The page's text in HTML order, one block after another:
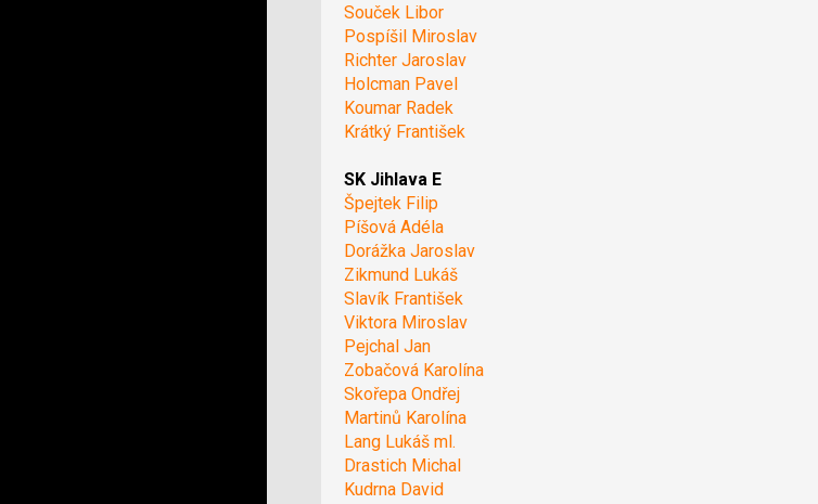
Souček Libor
Pospíšil Miroslav
Richter Jaroslav
Holcman Pavel
Koumar Radek
Krátký František
SK Jihlava E
Špejtek Filip
Píšová Adéla
Dorážka Jaroslav
Zikmund Lukáš
Slavík František
Viktora Miroslav
Pejchal Jan
Zobačová Karolína
Skořepa Ondřej
Martinů Karolína
Lang Lukáš ml.
Drastich Michal
Kudrna David